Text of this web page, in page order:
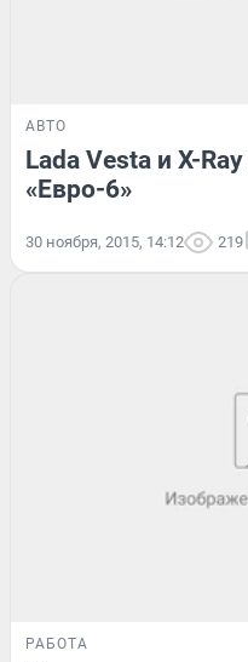
АВТО
Lada Vesta и X-
«Евро-6»
30 ноября, 2015, 14:12 219
РАБОТА